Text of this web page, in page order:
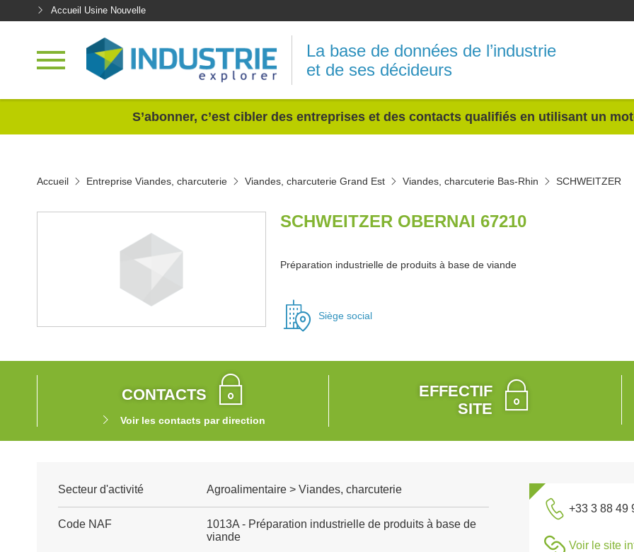
Accueil Usine Nouvelle
La base de données de l’industrie
et de ses décideurs
S’abonner, c’est cibler des entreprises et des contacts qualifiés en utilisant un
Accueil Entreprise Viandes, charcuterie Viandes, charcuterie Grand Est Viandes, charcuterie Bas-Rhin SCHWEITZER
SCHWEITZER OBERNAI 67210
Préparation industrielle de produits à base de viande
Siège social
CONTACTS
Voir les contacts par direction
EFFECTIF
SITE
Secteur d'activité Agroalimentaire > Viandes, charcuterie
Code NAF
1013A - Préparation industrielle de produits à base de
viande
+33 3 88 49
Voir le site